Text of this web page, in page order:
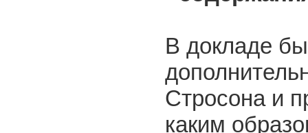
В докладе
Стросона и
каким